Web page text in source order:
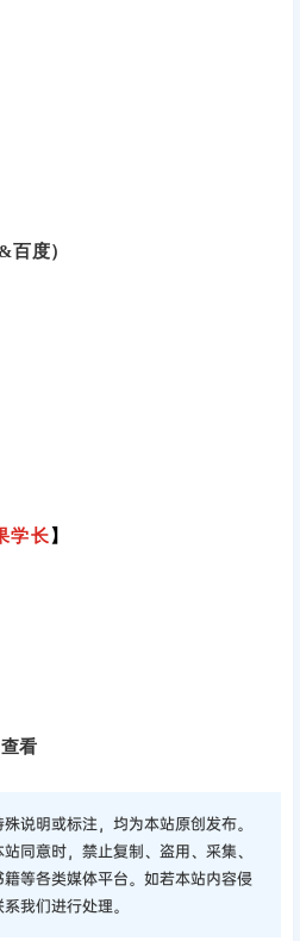
百度）
学长】
看
说明或标注，均为本站原创发布。
同意时，禁止复制、盗用、采集、
等各类媒体平台。如若本站内容侵
我们进行处理。